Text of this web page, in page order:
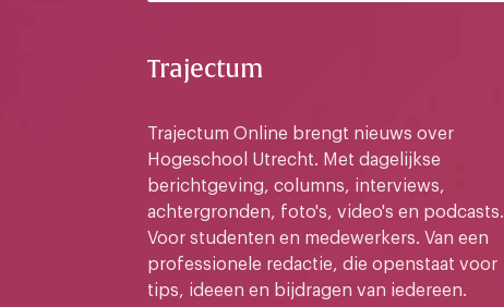
Trajectum
Trajectum Online brengt nieuws over
Hogeschool Utrecht. Met dagelijkse
berichtgeving, columns, interviews,
achtergronden, foto's, video's en podcasts.
Voor studenten en medewerkers. Van een
professionele redactie, die openstaat voor
tips, ideeen en bijdragen van iedereen.